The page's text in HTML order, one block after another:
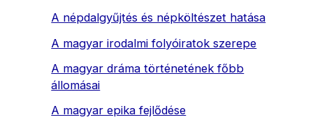
A népdalgyűjtés és népköltészet hatása
A magyar irodalmi folyóiratok szerepe
A magyar dráma történetének főbb
állomásai
A magyar epika fejlődése